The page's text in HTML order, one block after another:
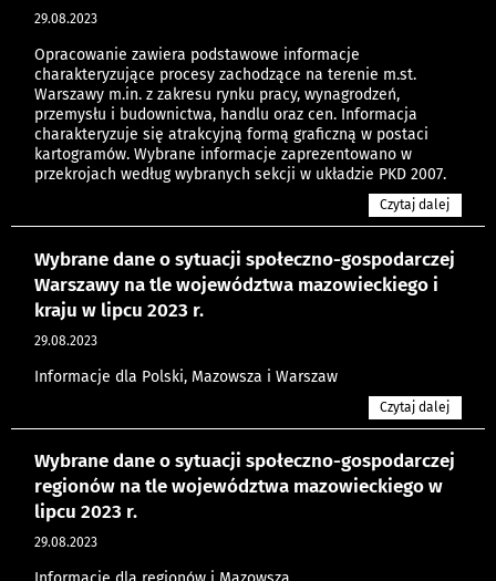
29.08.2023
Opracowanie zawiera podstawowe informacje
charakteryzujące procesy zachodzące na terenie m.st.
Warszawy m.in. z zakresu rynku pracy, wynagrodzeń,
przemysłu i budownictwa, handlu oraz cen. Informacja
charakteryzuje się atrakcyjną formą graficzną w postaci
kartogramów. Wybrane informacje zaprezentowano w
przekrojach według wybranych sekcji w układzie PKD 2007.
Czytaj dalej
Wybrane dane o sytuacji społeczno-gospodarczej
Warszawy na tle województwa mazowieckiego i
kraju w lipcu 2023 r.
29.08.2023
Informacje dla Polski, Mazowsza i Warszaw
Czytaj dalej
Wybrane dane o sytuacji społeczno-gospodarczej
regionów na tle województwa mazowieckiego w
lipcu 2023 r.
29.08.2023